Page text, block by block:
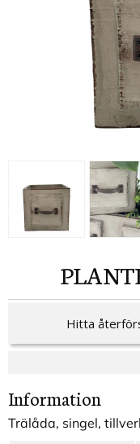
Hitta
Information
Trälåda, singel,